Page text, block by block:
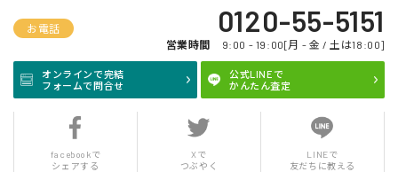
お電話 0120-55-5151
営業時間 9:00 - 19:00[月 - 金 / 土は18:00]
オンラインで完結
フォームで問合せ
公式LINEで
かんたん査定
facebookで
シェアする
Xで
つぶやく
LINEで
友だちに教える